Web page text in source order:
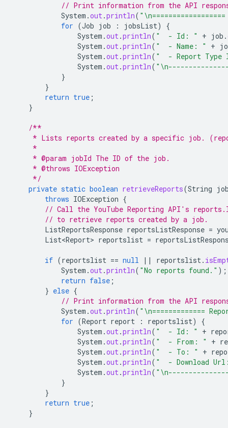
// Print information from the API
System .out.println(
for (Job job : jobsList)
{
System .out.println( "  - Id: " + job .
System .out.println( "  - Name: " +
System .out.println( "  - Report
System .out.println(
}
}
return true ;
}
/**
* Lists reports created by a specific job.
     *
     * @param jobId The ID of the job.
     * @throws IOException
     */
private static boolean retrieveReports(String
throws IOException {
// Call the YouTube Reporting API's
// to retrieve reports created by a job.
ListReportsResponse reportsListResponse =
List<Report> reportslist =
if (reportslist == null || reportslist.
System .out.println( "No reports found." );
return false ;
} else {
// Print information from the API
System .out.println( "\n=============
for (Report report : reportslist)
{
System .out.println( "  - Id: " +
System .out.println( "  - From: " +
System .out.println( "  - To: " +
System .out.println( "  - Download
System .out.println(
}
}
return true ;
}